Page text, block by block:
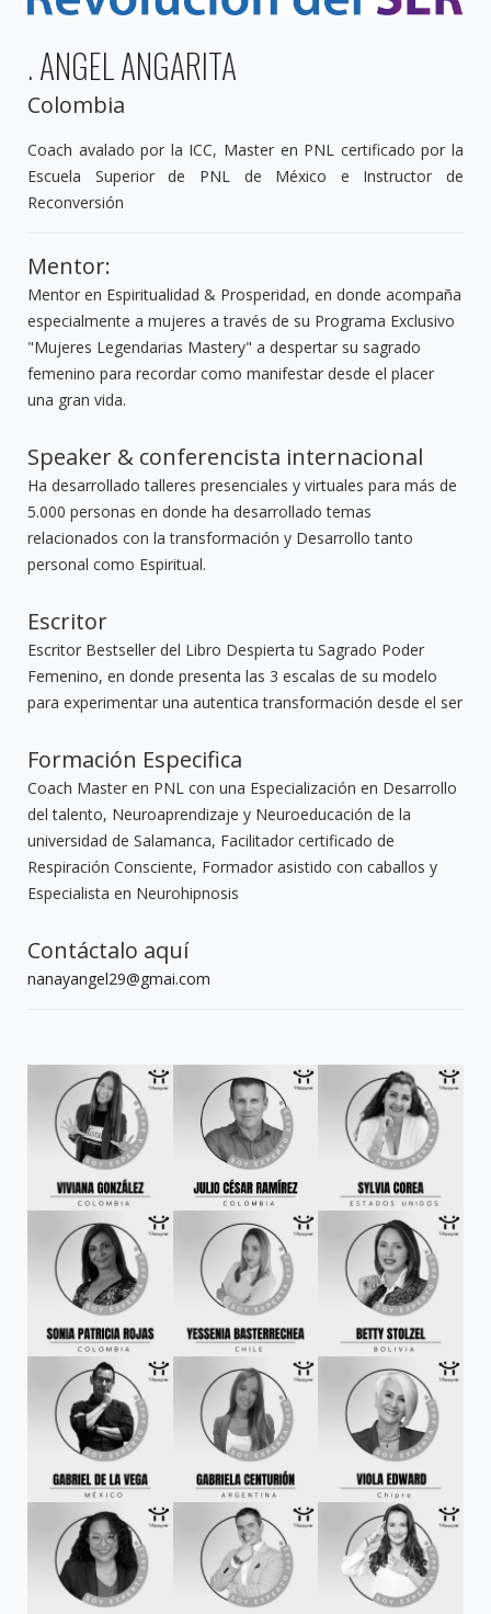
. ANGEL ANGARITA
Colombia
Coach avalado por la ICC, Master en PNL certificado por la
Escuela Superior de PNL de México e Instructor de
Reconversión
Mentor:
Mentor en Espiritualidad & Prosperidad, en donde acompaña
especialmente a mujeres a través de su Programa Exclusivo
"Mujeres Legendarias Mastery" a despertar su sagrado
femenino para recordar como manifestar desde el placer
una gran vida.
Speaker & conferencista internacional
Ha desarrollado talleres presenciales y virtuales para más de
5.000 personas en donde ha desarrollado temas
relacionados con la transformación y Desarrollo tanto
personal como Espiritual.
Escritor
Escritor Bestseller del Libro Despierta tu Sagrado Poder
Femenino, en donde presenta las 3 escalas de su modelo
para experimentar una autentica transformación desde el ser
Formación Especifica
Coach Master en PNL con una Especialización en Desarrollo
del talento, Neuroaprendizaje y Neuroeducación de la
universidad de Salamanca, Facilitador certificado de
Respiración Consciente, Formador asistido con caballos y
Especialista en Neurohipnosis
Contáctalo aquí
nanayangel29@gmai.com